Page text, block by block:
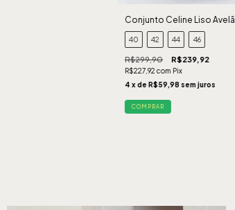
Conjunto Celine Liso Avelã
40 42 44 46
R$299,90 R$239,92
R$227,92com Pix
4 x de R$59,98 sem juros
COMPRAR